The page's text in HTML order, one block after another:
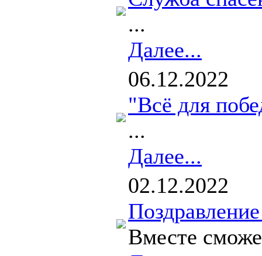
...
Далее...
06.12.2022
"Всё для
...
Далее...
02.12.2022
Вместе